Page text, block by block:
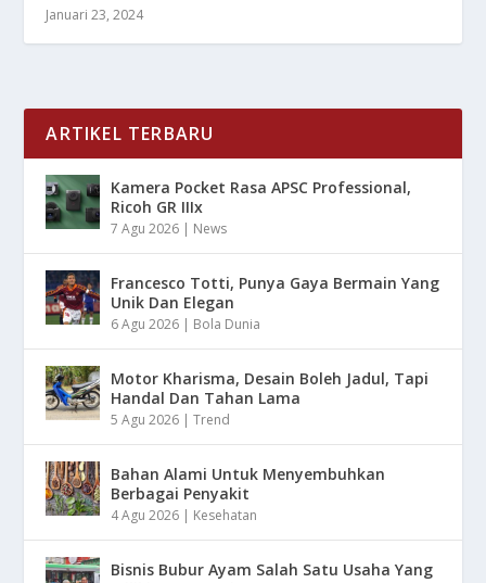
Januari 23, 2024
ARTIKEL TERBARU
Kamera Pocket Rasa APSC Professional,
Ricoh GR IIIx
7 Agu 2026 News
Francesco Totti, Punya Gaya Bermain Yang
Unik Dan Elegan
6 Agu 2026 Bola Dunia
Motor Kharisma, Desain Boleh Jadul, Tapi
Handal Dan Tahan Lama
5 Agu 2026 |Trend
Bahan Alami Untuk Menyembuhkan
Berbagai Penyakit
4 Agu 2026 Kesehatan
Bisnis Bubur Ayam Salah Satu Usaha Yang